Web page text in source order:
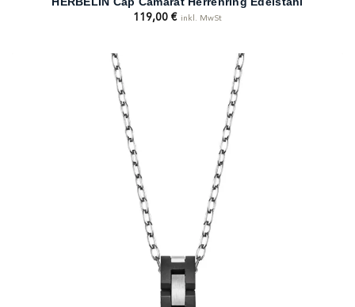
119,00 € inkl. MwSt